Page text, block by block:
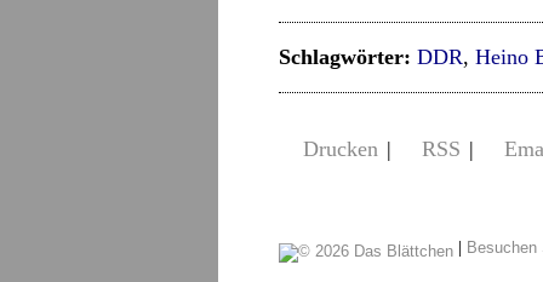
Schlagwörter: DDR, Heino
Drucken | RSS |
|